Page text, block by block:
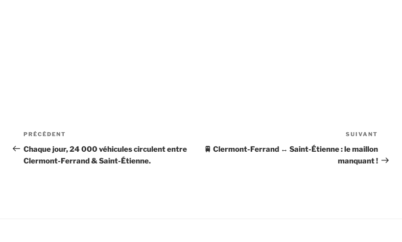
Navigation
de
l’article
Article
précédent
PRÉCÉDENT
Chaque jour, 24 000 véhicules circulent entre
Clermont-Ferrand & Saint-Étienne.
suivant
SUIVANT
🚆 Clermont-Ferrand ↔ Saint-Étienne : le maillon
manquant !